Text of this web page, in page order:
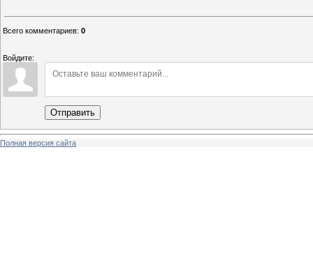
Всего комментариев: 0
Войдите:
Отправить
Полная версия сайта